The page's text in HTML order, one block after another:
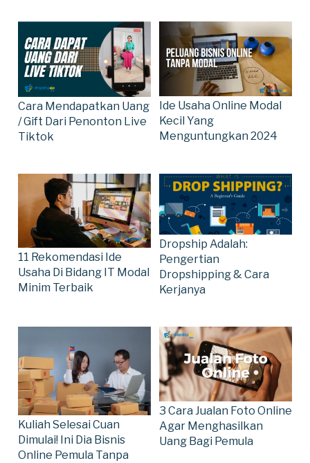
Cara Mendapatkan Uang
/ Gift Dari Penonton Live
Tiktok
Ide Usaha Online Modal
Kecil Yang
Menguntungkan 2024
11 Rekomendasi Ide
Usaha Di Bidang IT Modal
Minim Terbaik
Dropship Adalah:
Pengertian
Dropshipping & Cara
Kerjanya
Kuliah Selesai Cuan
Dimulai! Ini Dia Bisnis
Online Pemula Tanpa
3 Cara Jualan Foto Online
Agar Menghasilkan
Uang Bagi Pemula